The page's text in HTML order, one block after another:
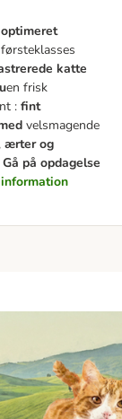
katte
en frisk
:fint
velsmagende
ærter og
på opdagelse